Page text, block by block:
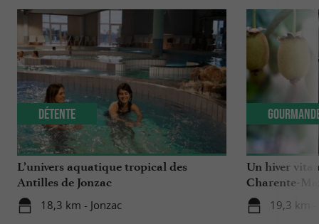
L’univers aquatique tropical des
Antilles de Jonzac
18,3 km - Jonzac
Détente
Un hiver
Charente-
19,3 km